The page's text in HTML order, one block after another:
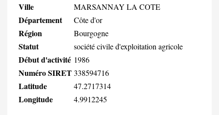
Ville MARSANNAY LA COTE
Département Côte d'or
Région Bourgogne
Statut société civile d'exploitation agricole
Début d'activité 1986
Numéro SIRET338594716
Latitude 47.2717314
Longitude 4.9912245